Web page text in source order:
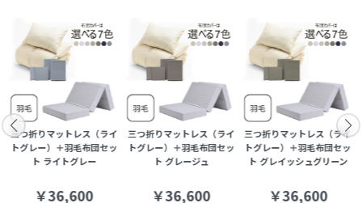
三つ折りマットレス（ライ
トグレー）＋羽毛布団セッ
ト ライトグレー
￥36,600
三つ折りマットレス（ライ
トグレー）＋羽毛布団セッ
ト グレージュ
￥36,600
三つ折りマットレス（ライ
トグレー）＋羽毛布団セッ
ト グレイッシュグリーン
￥36,600